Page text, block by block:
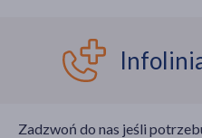
Zadzwoń do nas jeśli